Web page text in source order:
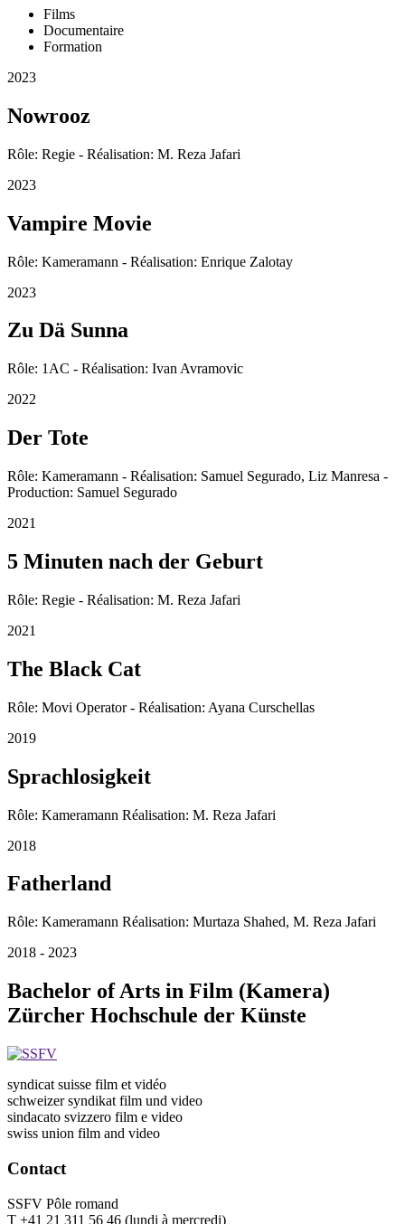
Films
Documentaire
Formation
2023
Nowrooz
Rôle: Regie - Réalisation: M. Reza Jafari
2023
Vampire Movie
Rôle: Kameramann - Réalisation: Enrique Zalotay
2023
Zu Dä Sunna
Rôle: 1AC - Réalisation: Ivan Avramovic
2022
Der Tote
Rôle: Kameramann - Réalisation: Samuel Segurado, Liz Manresa -
Production: Samuel Segurado
2021
5 Minuten nach der Geburt
Rôle: Regie - Réalisation: M. Reza Jafari
2021
The Black Cat
Rôle: Movi Operator - Réalisation: Ayana Curschellas
2019
Sprachlosigkeit
Rôle: Kameramann Réalisation: M. Reza Jafari
2018
Fatherland
Rôle: Kameramann Réalisation: Murtaza Shahed, M. Reza Jafari
2018 - 2023
Bachelor of Arts in Film (Kamera)
Zürcher Hochschule der Künste
syndicat suisse film et vidéo
schweizer syndikat film und video
sindacato svizzero film e video
swiss union film and video
Contact
SSFV Pôle romand
T +41 21 311 56 46 (lundi à mercredi)